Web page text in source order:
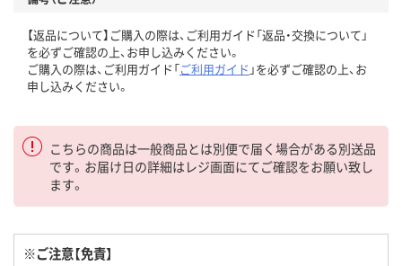
【返品について】ご購入の際は、ご利用ガイド「返品・交換について」
を必ずご確認の上、お申し込みください。
ご購入の際は、ご利用ガイド「ご利用ガイド 」を必ずご確認の上、お
申し込みください。
こちらの商品は一般商品とは別便で届く場合がある別送品
です。お届け日の詳細はレジ画面にてご確認をお願い致し
ます。
※ご注意【免責】